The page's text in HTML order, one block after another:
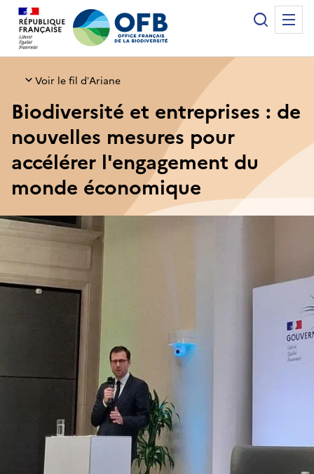
Office français de la biodiversité
Recherche
Voir le fil d’Ariane
Biodiversité et entreprises : de
nouvelles mesures pour
accélérer l'engagement du
monde économique
Panneau de gestion des cookies